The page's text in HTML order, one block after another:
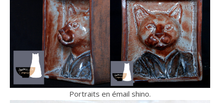
Portraits en émail shino.